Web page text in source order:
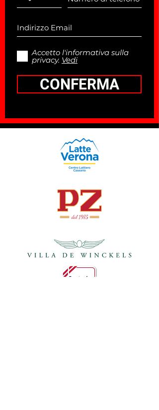
Accetto l'informativa sulla
privacy. Vedi
CONFERMA